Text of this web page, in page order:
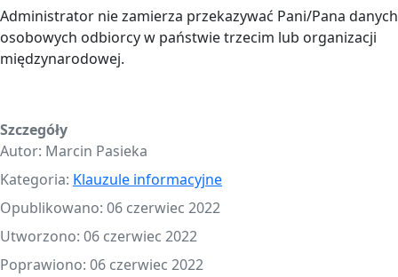
Administrator nie zamierza przekazywać Pani/Pana danych
osobowych odbiorcy w państwie trzecim lub organizacji
międzynarodowej.
Szczegóły
Autor: Marcin Pasieka
Kategoria: Klauzule informacyjne
Opublikowano: 06 czerwiec 2022
Utworzono: 06 czerwiec 2022
Poprawiono: 06 czerwiec 2022